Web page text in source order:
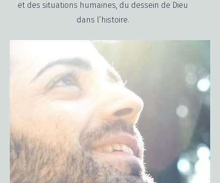
et des situations humaines, du dessein de Dieu
dans l’histoire.